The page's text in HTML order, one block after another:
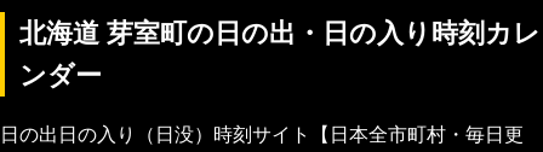
北海道 芽室町の日の出・日の入り時刻カレ
ンダー
日の出日の入り（日没）時刻サイト【日本全市町村・毎日更